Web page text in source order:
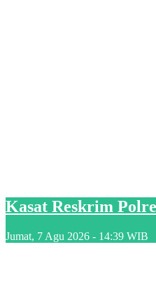
Kasat Reskrim
Jumat, 7 Agu 2026 - 14:39 WIB